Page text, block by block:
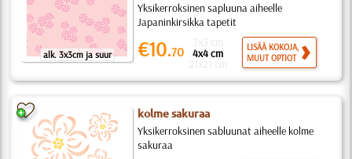
alk. 3x3cm ja suur
Yksikerroksinen sapluuna aiheelle
Japaninkirsikka tapetit
€10.70 4x4 cm
LISÄÄ KOKOJA,
MUUT OPTIOT
kolme sakuraa
Yksikerroksinen sabluunat aiheelle kolme
sakuraa